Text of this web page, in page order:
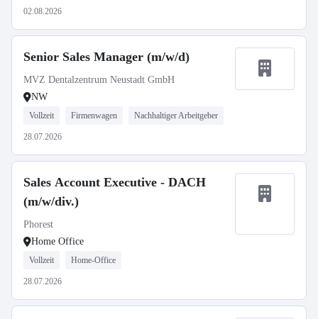
02.08.2026
Senior Sales Manager (m/w/d)
MVZ Dentalzentrum Neustadt GmbH
NW
Vollzeit Firmenwagen Nachhaltiger Arbeitgeber
28.07.2026
Sales Account Executive - DACH
(m/w/div.)
Phorest
Home Office
Vollzeit Home-Office
28.07.2026